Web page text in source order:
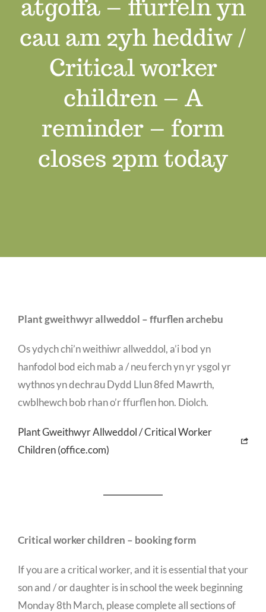
Swyddi Gwag
Cyswllt
atgoffa – ffurfeln yn
cau am 2yh heddiw /
Critical worker
children – A
reminder – form
closes 2pm today
Plant gweithwyr allweddol – ffurflen archebu
Os ydych chi’n weithiwr allweddol, a’i bod yn
hanfodol bod eich mab a / neu ferch yn yr ysgol yr
wythnos yn dechrau Dydd Llun 8fed Mawrth,
cwblhewch bob rhan o’r ffurflen hon. Diolch.
Plant Gweithwyr Allweddol / Critical Worker
Children (office.com)
Critical worker children – booking form
If you are a critical worker, and it is essential that your
son and / or daughter is in school the week beginning
Monday 8th March, please complete all sections of